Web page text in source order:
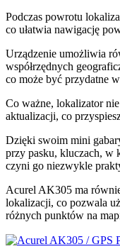
Podczas powrotu
co ułatwia nawigację
Urządzenie umożliwia
współrzędnych
co może być przydatne
Co ważne, lokalizator
aktualizacji, co
Dzięki swoim mini
przy pasku, kluczach, w
czyni go niezwykle
Acurel AK305 ma
lokalizacji, co pozwala
różnych punktów na